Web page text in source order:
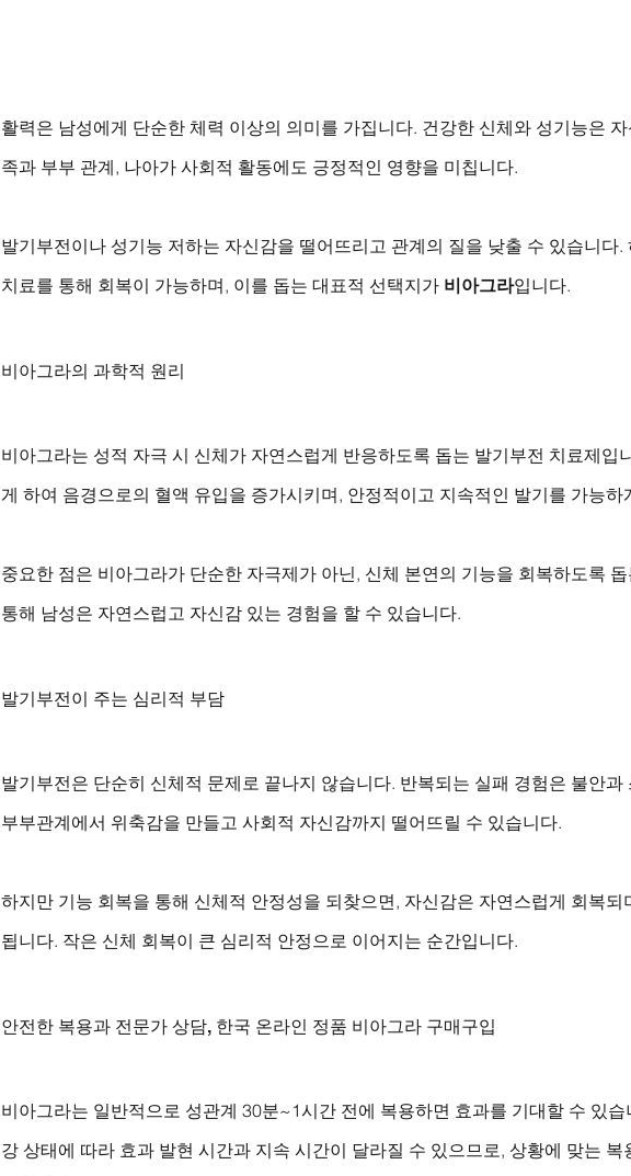
활력은 남성에게 단순한 체력 이상의 의미를 가집니다. 건강한 신체와 성기능은
족과 부부 관계, 나아가 사회적 활동에도 긍정적인 영향을 미칩니다.
발기부전이나 성기능 저하는 자신감을 떨어뜨리고 관계의 질을 낮출 수 있습니다
치료를 통해 회복이 가능하며, 이를 돕는 대표적 선택지가 비아그라입니다.
비아그라의 과학적 원리
비아그라는 성적 자극 시 신체가 자연스럽게 반응하도록 돕는 발기부전 치료제입
게 하여 음경으로의 혈액 유입을 증가시키며, 안정적이고 지속적인 발기를 가능하
중요한 점은 비아그라가 단순한 자극제가 아닌, 신체 본연의 기능을 회복하도록
통해 남성은 자연스럽고 자신감 있는 경험을 할 수 있습니다.
발기부전이 주는 심리적 부담
발기부전은 단순히 신체적 문제로 끝나지 않습니다. 반복되는 실패 경험은 불안과
부부관계에서 위축감을 만들고 사회적 자신감까지 떨어뜨릴 수 있습니다.
하지만 기능 회복을 통해 신체적 안정성을 되찾으면, 자신감은 자연스럽게 회복되
됩니다. 작은 신체 회복이 큰 심리적 안정으로 이어지는 순간입니다.
안전한 복용과 전문가 상담, 한국 온라인 정품 비아그라 구매구입
비아그라는 일반적으로 성관계 30분~1시간 전에 복용하면 효과를 기대할 수 있습
강 상태에 따라 효과 발현 시간과 지속 시간이 달라질 수 있으므로, 상황에 맞는